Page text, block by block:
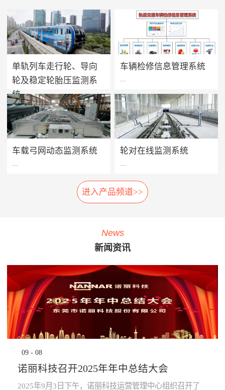
单轨列车走行轮、导向
轮及稳定轮胎压监测系
统
...
单轨列车胎压监测系统用于实
时监测单轨列车走行轮、导向
轮及稳定轮的轮胎气压及温度
爆胎时能够及时做出预报及报
扩大及危险的发生。 系统组
成： 1、胎压传感器· 安装在
走行轮、导向轮、稳定轮气门
运算，并对运行数据进行存
TCMS网络监控终端。 系统
功能： · 导向轮胎压值及温度
的实时监测，并对异常状态报
警；· 稳定轮胎压值及温度的
实时监测，并对异常状态报
警；· 走行轮胎压值及温度的
实时监测，并对异常状态报
分析校验，提前预知轮胎异常
状态进行预防性报警提
示。 产品优势： · 采用进口定
制的专业级精密胎压监测芯
车辆检修信息管理系统
方案价值 · 提升设备可靠性：
系统将车辆维保工作聚焦在提
高设备可靠性上，促进被动维
设备健康状态预警及检修智能
延长车辆设备的生命周期。
· 提升员工生产力：管理层通
过系统设定各项绩效指标，系
“公开、全貌、闭环”的分析及
预警，可有效激励员工主动提
“指哪打哪”的调控指挥棒与全
员自主对照改善的作用。· 提
升管理的水平：一方面，对车
辆设备故障、检修效率等量化
分析，将充分暴露管理的薄弱
环节，为有针对性提升管理水
平提供依据；另一方面，系统
提升地铁运营企业运营管理能
力。· 为决策提供依据：车辆
设备健康状态、车辆检修作业
车载弓网动态监测系统
车载弓网动态监测系统是一种
车载受电弓实时自动化、动态
测弓网状态和主要工作参数，
系统除了对弓网各种状态检测
外，还将自动记录每次被检测
的弓网状态异常时的图像及数
据。通过视觉分析技术，对受
电弓在行车时的状态监控，使
列车员能够及时了解车辆受电
弓故障，保证列车安全运
行。 分系统： 1、车载数据采
摄像机、光源、电源、工控
机、3G无线网络设备等。2、
公共网络· 通过公共网络进行
数据传输。· 网络可以采用
轮对在线监测系统
轮对在线检测系统安装在正线
站端或车辆段的入段线上，具
探测、制动闸片磨耗检测、自
动识别列车车号、自动判别行
及数据管理等功能，能做到故
障定位及故障跟踪。通过计算
机软件分析，实现对车辆轮对
安全状态进行预报，使列检工
人及时发现并处理车辆故障，
为列车安全运营保驾护航。
产品子系统： 车号图像
统 轮对尺寸检测系统
轴温在线检测系统 产品优
势： 1、体积小:采用了多
进入产品频道>>
News
新闻资讯
09 - 08
诺丽科技召开2025年年中总结大会
2025年9月3日下午，诺丽科技运营管理中心组织召开了